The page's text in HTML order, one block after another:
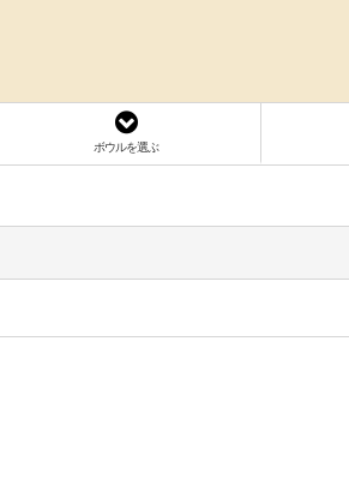
ボウルを選ぶ